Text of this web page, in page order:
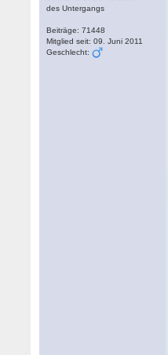
des Untergangs
Beiträge: 71448
Mitglied seit: 09. Juni 2011
Geschlecht: